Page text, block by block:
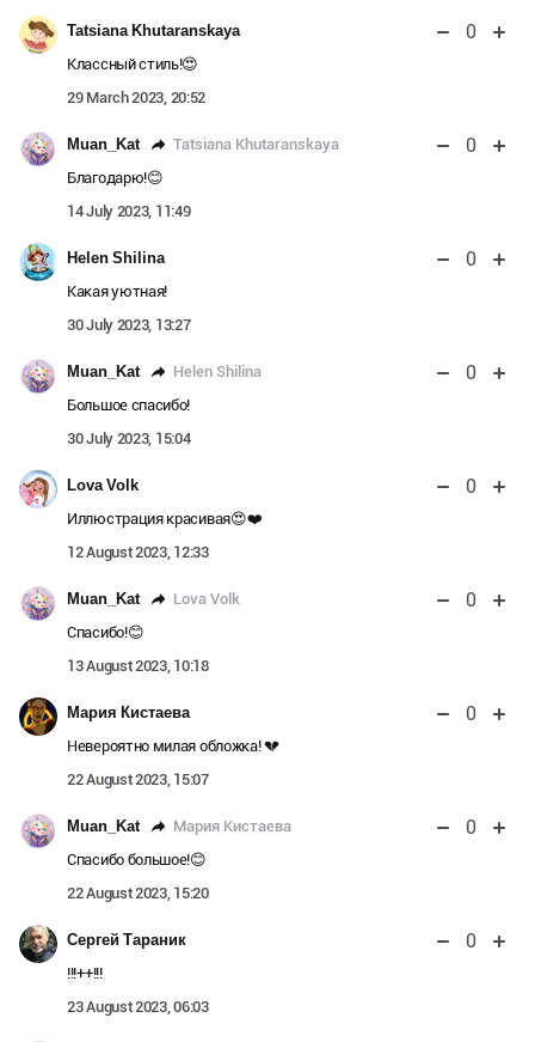
Tatsiana Khutaranskaya 0
Классный стиль!😍
29 March 2023, 20:52
Muan_Kat Tatsiana Khutaranskaya 0
Благодарю!😊
14 July 2023, 11:49
Helen Shilina 0
Какая уютная!
30 July 2023, 13:27
Muan_Kat Helen Shilina 0
Большое спасибо!
30 July 2023, 15:04
Lova Volk 0
Иллюстрация красивая😍❤️
12 August 2023, 12:33
Muan_Kat Lova Volk 0
Спасибо!😊
13 August 2023, 10:18
Мария Кистаева 0
Невероятно милая обложка! 💔
22 August 2023, 15:07
Muan_Kat Мария Кистаева 0
Спасибо большое!😊
22 August 2023, 15:20
Сергей Тараник 0
!!!++!!!
23 August 2023, 06:03